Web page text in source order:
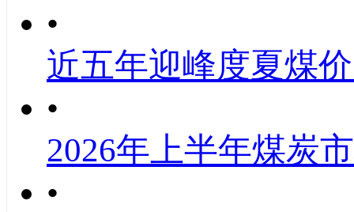
•
近五年迎峰度夏煤
•
2026年上半年煤炭
•